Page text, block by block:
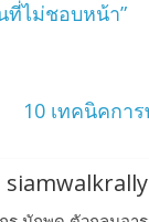
ที่ไม่ชอบหน้า”
10 เทคนิคกา
siamwalkrally